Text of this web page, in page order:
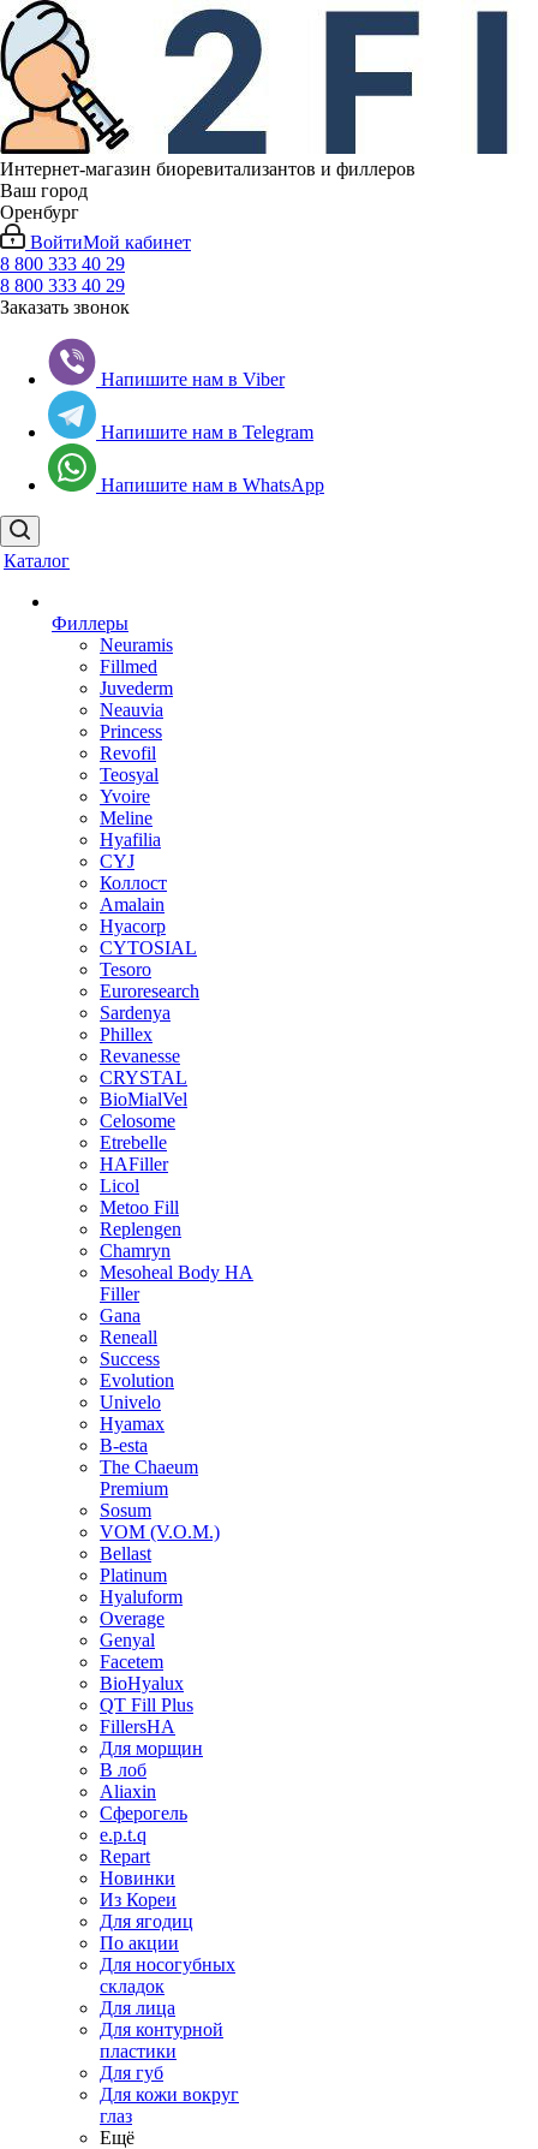
Интернет-магазин биоревитализантов и филлеров
Ваш город
Оренбург
ВойтиМой кабинет
8 800 333 40 29
8 800 333 40 29
Заказать звонок
Напишите нам в Viber
Напишите нам в Telegram
Напишите нам в WhatsApp
Каталог
Филлеры
Neuramis
Fillmed
Juvederm
Neauvia
Princess
Revofil
Teosyal
Yvoire
Meline
Hyafilia
CYJ
Коллост
Amalain
Hyacorp
CYTOSIAL
Tesoro
Euroresearch
Sardenya
Phillex
Revanesse
CRYSTAL
BioMialVel
Celosome
Etrebelle
HAFiller
Licol
Metoo Fill
Replengen
Chamryn
Mesoheal Body HA
Filler
Gana
Reneall
Success
Evolution
Univelo
Hyamax
B-esta
The Chaeum
Premium
Sosum
VOM (V.O.M.)
Bellast
Platinum
Hyaluform
Overage
Genyal
Facetem
BioHyalux
QT Fill Plus
FillersHA
Для морщин
В лоб
Aliaxin
Сферогель
e.p.t.q
Repart
Новинки
Из Кореи
Для ягодиц
По акции
Для носогубных
складок
Для лица
Для контурной
пластики
Для губ
Для кожи вокруг
глаз
Ещё